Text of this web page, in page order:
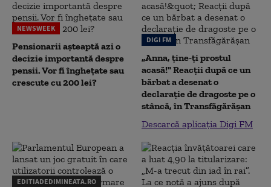
NEWSWEEK
Pensionarii așteaptă azi o
decizie importantă despre
pensii. Vor fi înghețate sau
crescute cu 200 lei?
DIGI FM
„Anna, ţine-ţi prostul
acasă!" Reacţii după ce un
bărbat a desenat o
declaraţie de dragoste pe o
stâncă, în Transfăgărăşan
Descarcă aplicația Digi FM
EDITIADEDIMINEATA.RO